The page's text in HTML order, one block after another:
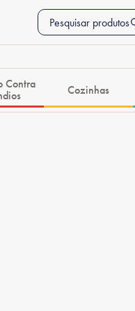
Pesquisar produtos
Contra
Cozinhas